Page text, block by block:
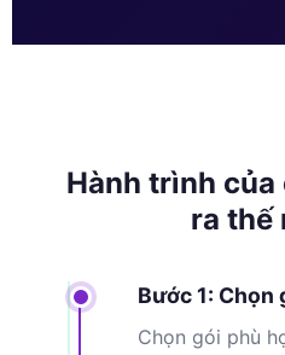
Hành trình
ra thế
Bước 1: Chọn
Chọn gói phù